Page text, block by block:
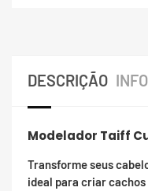
DESCRIÇÃO
Modelador Taiff
Transforme seus
ideal para criar